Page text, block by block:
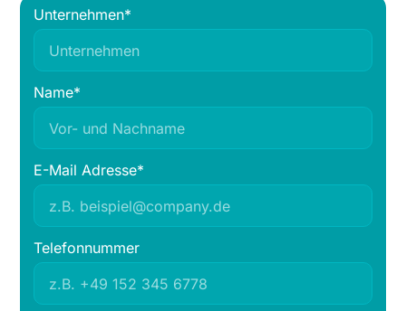
Unternehmen*
Name*
E-Mail Adresse*
Telefonnummer